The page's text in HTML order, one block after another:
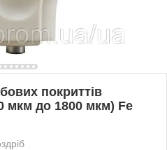
покриттів
мкм до 1800 мкм) Fe